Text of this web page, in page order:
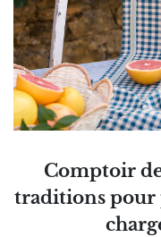
Comptoir
traditions pour